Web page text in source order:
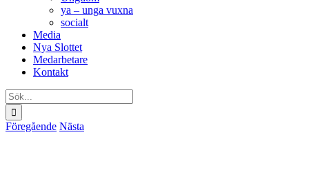
ya – unga vuxna
socialt
Media
Nya Slottet
Medarbetare
Kontakt
Sök
efter:
Föregående Nästa